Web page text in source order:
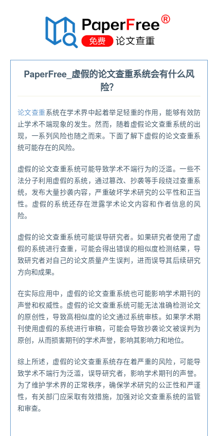
PaperFree_虚假的论文查重系统会有什么风
险？
论文查重系统在学术界中起着举足轻重的作用，能够有效防
止学术不端现象的发生。然而，随着虚假论文查重系统的出
现，一系列风险也随之而来。下面了解下虚假的论文查重系
统可能存在的风险。
虚假的论文查重系统可能导致学术不端行为的泛滥。一些不
法分子利用虚假的系统，通过篡改、抄袭等手段绕过查重系
统，发布大量抄袭内容，严重破坏学术研究的公平性和正当
性。虚假的系统还存在泄露学术论文内容和作者信息的风
险。
虚假的论文查重系统可能误导研究者。如果研究者使用了虚
假的系统进行查重，可能会得出错误的相似度检测结果，导
致研究者对自己的论文质量产生误判，进而误导其后续研究
方向和成果。
在实际应用中，虚假的论文查重系统也可能影响学术期刊的
声誉和权威性。虚假的论文查重系统可能无法准确检测论文
的原创性，导致高相似度的论文通过系统审核。如果学术期
刊使用虚假的系统进行审稿，可能会导致抄袭论文被误判为
原创，从而损害期刊的学术声誉，影响其影响力和地位。
综上所述，虚假的论文查重系统存在着严重的风险，可能导
致学术不端行为泛滥，误导研究者，影响学术期刊的声誉。
为了维护学术界的正常秩序，确保学术研究的公正性和严谨
性，有关部门应采取有效措施，加强对论文查重系统的监管
和审查。